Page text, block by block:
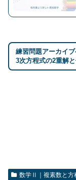
練習問題アーカイ
3次方程式の2重解
数学Ⅱ｜複素数と方